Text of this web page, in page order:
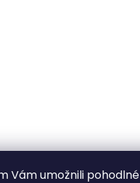
Vám umožnili pohodlné